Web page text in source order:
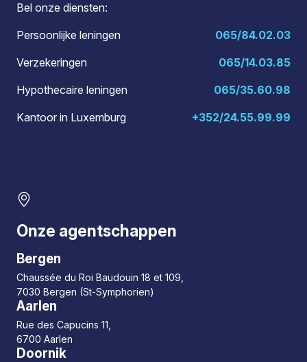
Bel onze diensten:
Persoonlijke leningen
065/84.02.03
Verzekeringen
065/14.03.85
Hypothecaire leningen
065/35.60.98
Kantoor in Luxemburg
+352/24.55.99.99
Onze agentschappen
Bergen
Chaussée du Roi Baudouin 18 et 109,
7030 Bergen (St-Symphorien)
Aarlen
Rue des Capucins 11,
6700 Aarlen
Doornik